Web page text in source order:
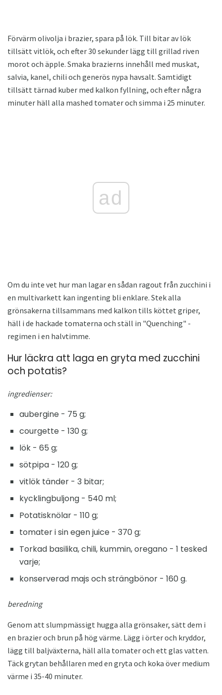
Förvärm olivolja i brazier, spara på lök. Till bitar av lök
tillsätt vitlök, och efter 30 sekunder lägg till grillad riven
morot och äpple. Smaka brazierns innehåll med muskat,
salvia, kanel, chili och generös nypa havsalt. Samtidigt
tillsätt tärnad kuber med kalkon fyllning, och efter några
minuter häll alla mashed tomater och simma i 25 minuter.
ad
Om du inte vet hur man lagar en sådan ragout från zucchini i
en multivarkett kan ingenting bli enklare. Stek alla
grönsakerna tillsammans med kalkon tills köttet griper,
häll i de hackade tomaterna och ställ in "Quenching" -
regimen i en halvtimme.
Hur läckra att laga en gryta med zucchini
och potatis?
ingredienser:
aubergine - 75 g;
courgette - 130 g;
lök - 65 g;
sötpipa - 120 g;
vitlök tänder - 3 bitar;
kycklingbuljong - 540 ml;
Potatisknölar - 110 g;
tomater i sin egen juice - 370 g;
Torkad basilika, chili, kummin, oregano - 1 tesked
varje;
konserverad majs och strängbönor - 160 g.
beredning
Genom att slumpmässigt hugga alla grönsaker, sätt dem i
en brazier och brun på hög värme. Lägg i örter och kryddor,
lägg till baljväxterna, häll alla tomater och ett glas vatten.
Täck grytan behållaren med en gryta och koka över medium
värme i 35-40 minuter.